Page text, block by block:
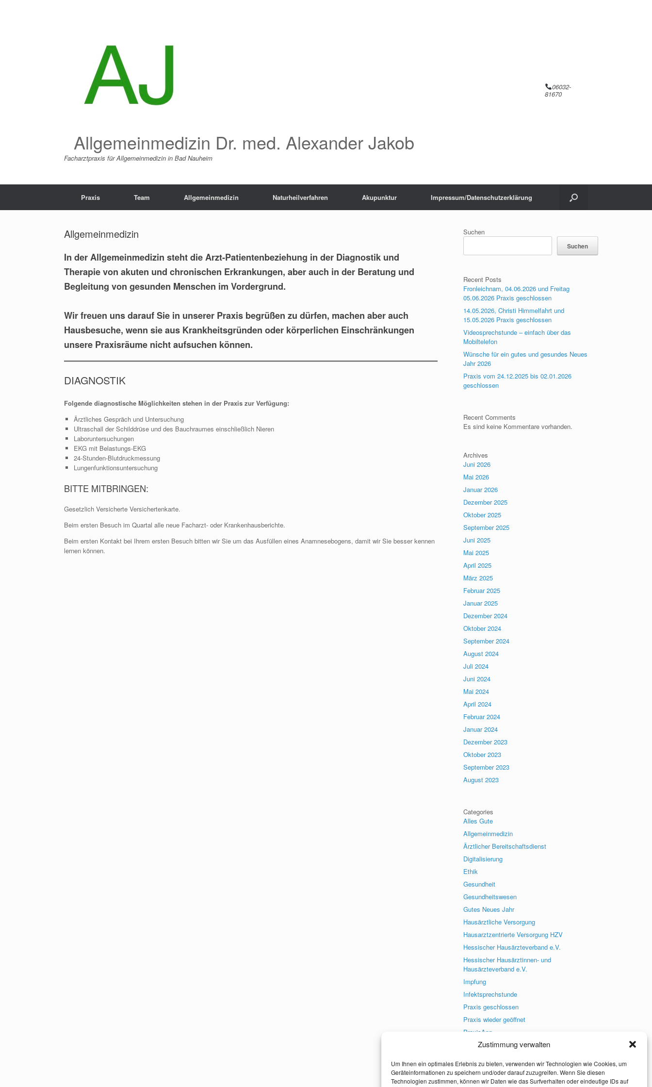
Zustimmung verwalten
Um Ihnen ein optimales Erlebnis zu bieten, verwenden wir Technologien wie Cookies, um
Geräteinformationen zu speichern und/oder darauf zuzugreifen. Wenn Sie diesen
Technologien zustimmen, können wir Daten wie das Surfverhalten oder eindeutige IDs auf
Allgemeinmedizin Dr. med. Alexander Jakob
Facharztpraxis für Allgemeinmedizin in Bad Nauheim
06032-
81670
Praxis Team Allgemeinmedizin Naturheilverfahren Akupunktur Impressum/Datenschutzerklärung
Allgemeinmedizin
In der Allgemeinmedizin steht die Arzt-Patientenbeziehung in der Diagnostik und
Therapie von akuten und chronischen Erkrankungen, aber auch in der Beratung und
Begleitung von gesunden Menschen im Vordergrund.
Wir freuen uns darauf Sie in unserer Praxis begrüßen zu dürfen, machen aber auch
Hausbesuche, wenn sie aus Krankheitsgründen oder körperlichen Einschränkungen
unsere Praxisräume nicht aufsuchen können.
DIAGNOSTIK
Folgende diagnostische Möglichkeiten stehen in der Praxis zur Verfügung:
Ärztliches Gespräch und Untersuchung
Ultraschall der Schilddrüse und des Bauchraumes einschließlich Nieren
Laboruntersuchungen
EKG mit Belastungs-EKG
24-Stunden-Blutdruckmessung
Lungenfunktionsuntersuchung
BITTE MITBRINGEN:
Gesetzlich Versicherte Versichertenkarte.
Beim ersten Besuch im Quartal alle neue Facharzt- oder Krankenhausberichte.
Beim ersten Kontakt bei Ihrem ersten Besuch bitten wir Sie um das Ausfüllen eines Anamnesebogens, damit wir Sie besser kennen
lernen können.
Suchen
Suchen
Recent Posts
Fronleichnam, 04.06.2026 und Freitag
05.06.2026 Praxis geschlossen
14.05.2026, Christi Himmelfahrt und
15.05.2026 Praxis geschlossen
Videosprechstunde – einfach über das
Mobiltelefon
Wünsche für ein gutes und gesundes Neues
Jahr 2026
Praxis vom 24.12.2025 bis 02.01.2026
geschlossen
Recent Comments
Es sind keine Kommentare vorhanden.
Archives
Juni 2026
Mai 2026
Januar 2026
Dezember 2025
Oktober 2025
September 2025
Juni 2025
Mai 2025
April 2025
März 2025
Februar 2025
Januar 2025
Dezember 2024
Oktober 2024
September 2024
August 2024
Juli 2024
Juni 2024
Mai 2024
April 2024
Februar 2024
Januar 2024
Dezember 2023
Oktober 2023
September 2023
August 2023
Categories
Alles Gute
Allgemeinmedizin
Ärztlicher Bereitschaftsdienst
Digitalisierung
Ethik
Gesundheit
Gesundheitswesen
Gutes Neues Jahr
Hausärztliche Versorgung
Hausarztzentrierte Versorgung HZV
Hessischer Hausärzteverband e.V.
Hessischer Hausärztinnen- und
Hausärzteverband e.V.
Impfung
Infektsprechstunde
Praxis geschlossen
Praxis wieder geöffnet
PraxisApp
Praxisneuigkeiten
Social Media
Uncategorized